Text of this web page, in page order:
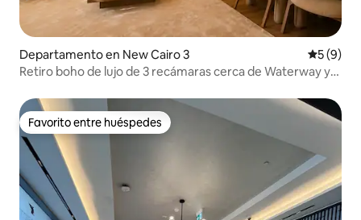
Departamento en New Cairo 3
5 (9)
Retiro boho de lujo de 3 recámaras cerca de Waterway y
Favorito entre huéspedes
Favorito entre huéspedes